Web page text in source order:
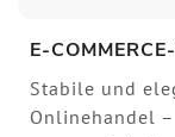
E-
Stabile und
Onlinehandel